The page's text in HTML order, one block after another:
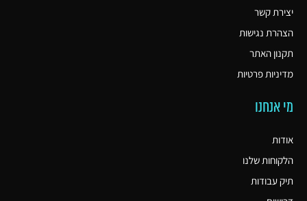
יצירת קשר
הצהרת נגישות
תקנון האתר
מדיניות פרטיות
מי אנחנו
אודות
הלקוחות שלנו
תיק עבודות